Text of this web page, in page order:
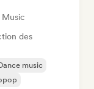
Music
des
music